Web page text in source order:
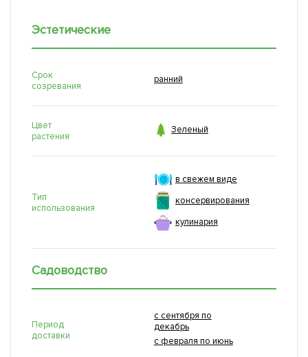
Эстетические
Срок
созревания
ранний
Цвет
растения
 Зеленый
Тип
использования
в свежем виде
консервирования
кулинария
Садоводство
Период
доставки
с сентября по
декабрь
с февраля по июнь